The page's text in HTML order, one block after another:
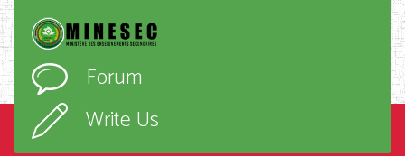
Forum
Write Us